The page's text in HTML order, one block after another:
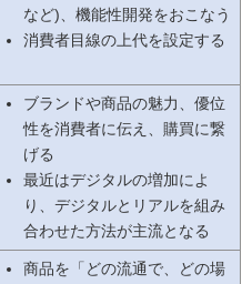
など)、機能性開発をおこなう
消費者目線の上代を設定する
ブランドや商品の魅力、優位
性を消費者に伝え、購買に繋
げる
最近はデジタルの増加によ
り、デジタルとリアルを組み
合わせた方法が主流となる
商品を「どの流通で、どの場